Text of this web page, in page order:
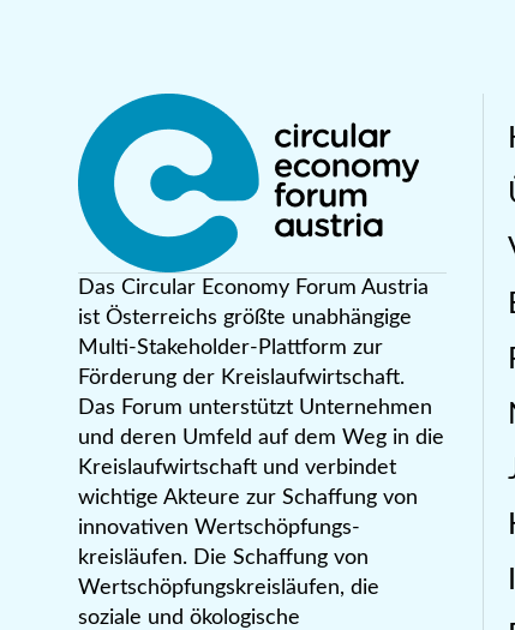
Das Circular Economy Forum Austria
ist Österreichs größte unabhängige
Multi-Stakeholder-Plattform zur
Förderung der Kreislaufwirtschaft.
Das Forum unterstützt Unternehmen
und deren Umfeld auf dem Weg in die
Kreislaufwirtschaft und verbindet
wichtige Akteure zur Schaffung von
innovativen Wertschöpfungs-
kreisläufen. Die Schaffung von
Wertschöpfungskreisläufen, die
soziale und ökologische